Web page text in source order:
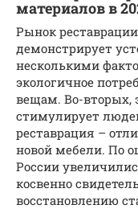
материалов в
Рынок
демонстрирует
несколькими
экологичное
вещам. Во-вторых,
стимулирует
реставрация –
новой мебели. По
России
косвенно
восстановлению